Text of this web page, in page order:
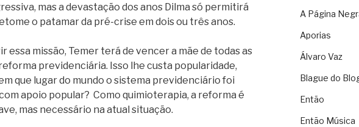
mas a devastação dos anos Dilma só permitirá
o patamar da pré-crise em dois ou três anos.
essa missão, Temer terá de vencer a mãe de todas as
previdenciária. Isso lhe custa popularidade,
que lugar do mundo o sistema previdenciário foi
apoio popular? Como quimioterapia, a reforma é
mas necessário na atual situação.
A Página
Aporias
Álvaro Vaz
Blague do
Então
Então Música